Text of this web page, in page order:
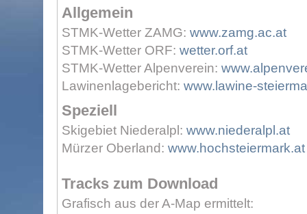
Allgemein
STMK-Wetter ZAMG: www.zamg.ac.at
STMK-Wetter ORF: wetter.orf.at
STMK-Wetter Alpenverein:
Lawinenlagebericht: www.lawine-
Speziell
Skigebiet Niederalpl: www.niederalpl.at
Mürzer Oberland: www.hochsteiermark.at
Tracks zum Download
Grafisch aus der A-Map ermittelt: